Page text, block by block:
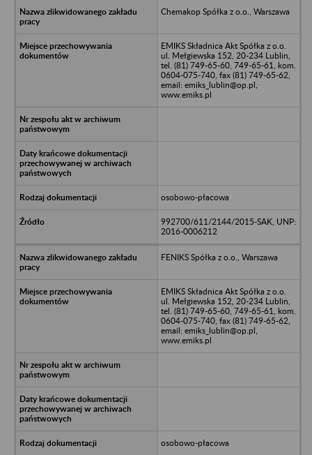
Chemakop Spółka z o.o., Warszawa
EMIKS Składnica Akt Spółka z o.o.
ul. Mełgiewska 152, 20-234 Lublin,
tel. (81) 749-65-60, 749-65-61, kom.
0604-075-740, fax (81) 749-65-62,
email: emiks_lublin@op.pl,
www.emiks.pl
osobowo-płacowa
992700/611/2144/2015-SAK, UNP:
2016-0006212
FENIKS Spółka z o.o., Warszawa
EMIKS Składnica Akt Spółka z o.o.
ul. Mełgiewska 152, 20-234 Lublin,
tel. (81) 749-65-60, 749-65-61, kom.
0604-075-740, fax (81) 749-65-62,
email: emiks_lublin@op.pl,
www.emiks.pl
osobowo-płacowa